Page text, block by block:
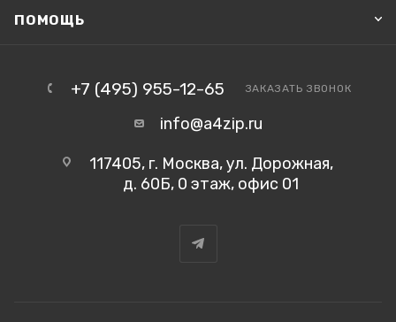
ПОМОЩЬ
+7 (495) 955-12-65 ЗАКАЗАТЬ ЗВОНОК
info@a4zip.ru
117405, г. Москва, ул. Дорожная,
д. 60Б, 0 этаж, офис 01